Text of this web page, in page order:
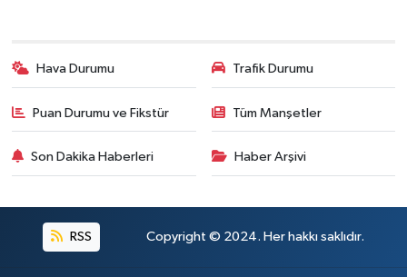
Hava Durumu Trafik Durumu
Puan Durumu ve Fikstür Tüm Manşetler
Son Dakika Haberleri Haber Arşivi
RSS Copyright © 2024. Her hakkı saklıdır.